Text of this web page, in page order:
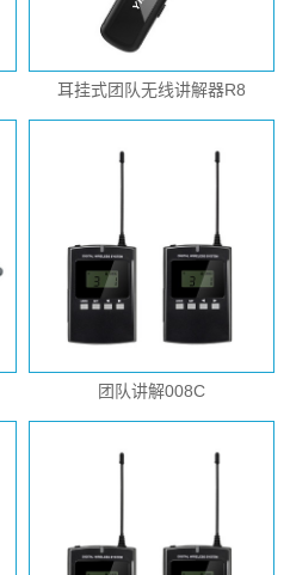
耳挂式团队无线讲解器R8
团队讲解008C